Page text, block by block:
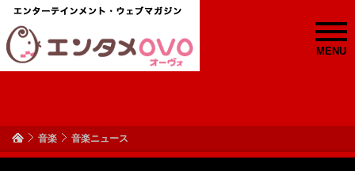
MENU
音楽 音楽ニュース